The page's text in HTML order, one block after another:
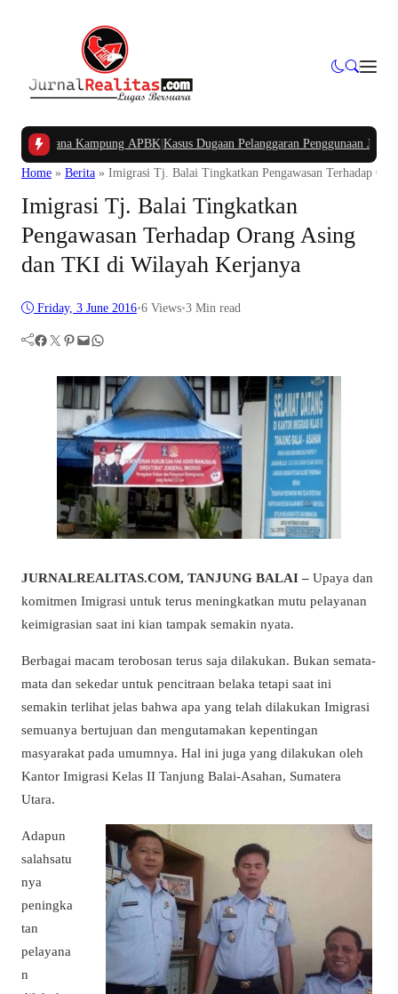
Kampung APBK|Kasus Dugaan Pelanggaran Penggunaan Jalur Utilitas
Home » Berita » Imigrasi Tj. Balai Tingkatkan Pengawasan Terhadap
Imigrasi Tj. Balai Tingkatkan
Pengawasan Terhadap Orang Asing
dan TKI di Wilayah Kerjanya
Friday, 3 June 2016•6 Views•3 Min read
Facebook Twitter Pinterest Mail WhatsApp
JURNALREALITAS.COM, TANJUNG BALAI – Upaya dan
komitmen Imigrasi untuk terus meningkatkan mutu pelayanan
keimigrasian saat ini kian tampak semakin nyata.
Berbagai macam terobosan terus saja dilakukan. Bukan semata-
mata dan sekedar untuk pencitraan belaka tetapi saat ini
semakin terlihat jelas bahwa apa yang telah dilakukan Imigrasi
semuanya bertujuan dan mengutamakan kepentingan
masyarakat pada umumnya. Hal ini juga yang dilakukan oleh
Kantor Imigrasi Kelas II Tanjung Balai-Asahan, Sumatera
Utara.
Adapun
salahsatu
nya
peningka
tan
pelayana
n